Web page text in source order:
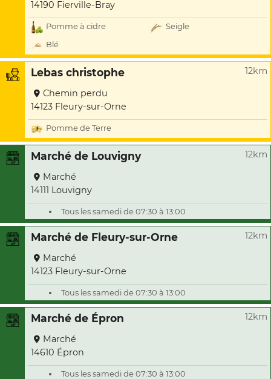
14190 Fierville-Bray
Pomme à cidre
Seigle
Blé
Lebas christophe 12km
Chemin perdu
14123 Fleury-sur-Orne
Pomme de Terre
Marché de Louvigny 12km
Marché
14111 Louvigny
Tous les samedi de 07:30 à 13:00
Marché de Fleury-sur-Orne 12km
Marché
14123 Fleury-sur-Orne
Tous les samedi de 07:30 à 13:00
Marché de Épron 12km
Marché
14610 Épron
Tous les samedi de 07:30 à 13:00